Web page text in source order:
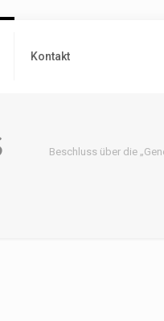
Kontakt
Beschluss über die